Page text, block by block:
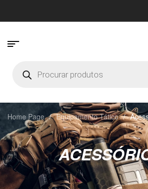
Home Page / Equipamento Tático /